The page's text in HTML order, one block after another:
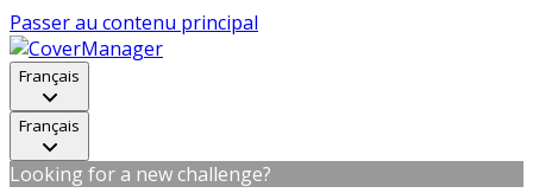
Passer au contenu principal
Français
Français
Looking for a new challenge?